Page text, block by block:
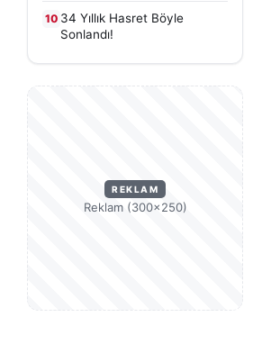
10 34 Yıllık Hasret Böyle
Sonlandı!
REKLAM
Reklam (300×250)